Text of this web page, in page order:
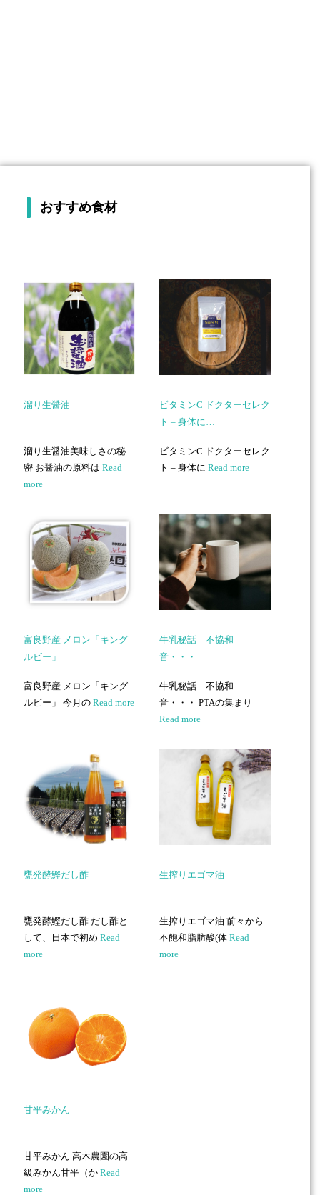
おすすめ食材
溜り生醤油
溜り生醤油美味しさの秘
密 お醤油の原料はRead
more
富良野産 メロン「キング
ルビー」
富良野産 メロン「キング
ルビー」 今月のRead more
甕発酵鰹だし酢
甕発酵鰹だし酢 だし酢と
して、日本で初めRead
more
甘平みかん
甘平みかん 高木農園の高
級みかん甘平（かRead
more
ビタミンC ドクターセレク
ト – 身体に…
ビタミンC ドクターセレク
ト – 身体にRead more
牛乳秘話 不協和
音・・・
牛乳秘話 不協和
音・・・ PTAの集まり
Read more
生搾りエゴマ油
生搾りエゴマ油 前々から
不飽和脂肪酸(体Read
more